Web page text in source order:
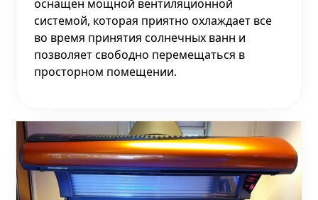
оснащен мощной вентиляционной
системой, которая приятно охлаждает все
во время принятия солнечных ванн и
позволяет свободно перемещаться в
просторном помещении.